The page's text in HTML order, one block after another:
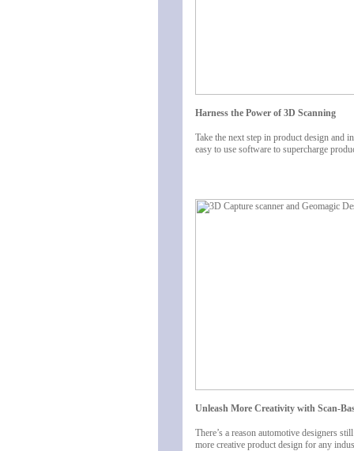
Harness the Power of 3D Scanning
Take the next step in product design and
easy to use software to supercharge
Unleash More Creativity with Scan-
There’s a reason automotive designers
more creative product design for any